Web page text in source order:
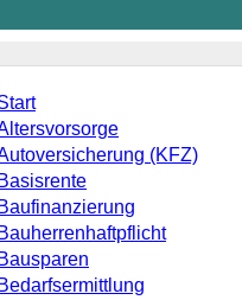
(KFZ)
Basisrente
Baufinanzierung
Bauherrenhaftpflicht
Bausparen
Bedarfsermittlung